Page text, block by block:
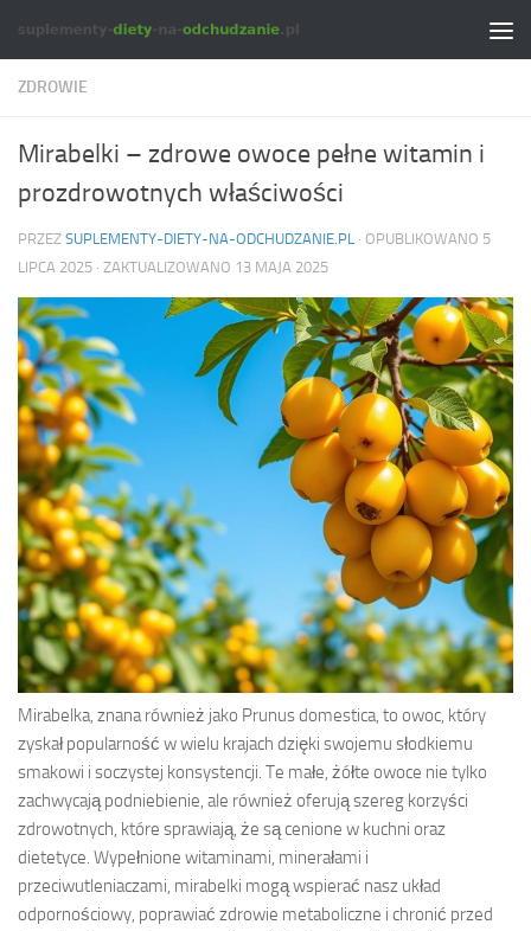
Skip to content
ZDROWIE
Mirabelki – zdrowe owoce pełne witamin i
prozdrowotnych właściwości
PRZEZ SUPLEMENTY-DIETY-NA-ODCHUDZANIE.PL · OPUBLIKOWANO 5
LIPCA 2025 · ZAKTUALIZOWANO 13 MAJA 2025
Mirabelka, znana również jako Prunus domestica, to owoc, który
zyskał popularność w wielu krajach dzięki swojemu słodkiemu
smakowi i soczystej konsystencji. Te małe, żółte owoce nie tylko
zachwycają podniebienie, ale również oferują szereg korzyści
zdrowotnych, które sprawiają, że są cenione w kuchni oraz
dietetyce. Wypełnione witaminami, minerałami i
przeciwutleniaczami, mirabelki mogą wspierać nasz układ
odpornościowy, poprawiać zdrowie metaboliczne i chronić przed